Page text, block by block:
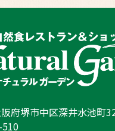
阪府堺市中区深井水池